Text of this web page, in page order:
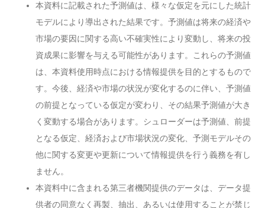
本資料に記載された予測値は、様々な仮定を元にした統計
モデルにより導出された結果です。予測値は将来の経済や
市場の要因に関する高い不確実性により変動し、将来の投
資成果に影響を与える可能性があります。これらの予測値
は、本資料使用時点における情報提供を目的とするもので
す。今後、経済や市場の状況が変化するのに伴い、予測値
の前提となっている仮定が変わり、その結果予測値が大き
く変動する場合があります。シュローダーは予測値、前提
となる仮定、経済および市場状況の変化、予測モデルその
他に関する変更や更新について情報提供を行う義務を有し
ません。
本資料中に含まれる第三者機関提供のデータは、データ提
供者の同意なく再製、抽出、あるいは使用することが禁じ